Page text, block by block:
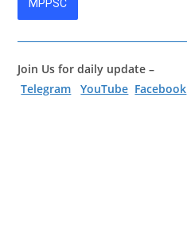
MPPSC
Join Us for daily update –
Telegram
YouTube Facebook